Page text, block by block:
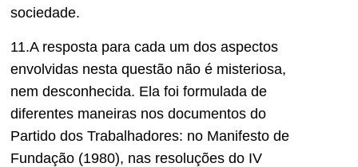
sociedade.
11.A resposta para cada um dos aspectos
envolvidas nesta questão não é misteriosa,
nem desconhecida. Ela foi formulada de
diferentes maneiras nos documentos do
Partido dos Trabalhadores: no Manifesto de
Fundação (1980), nas resoluções do IV